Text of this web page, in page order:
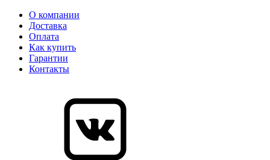
О компании
Доставка
Оплата
Как купить
Гарантии
Контакты